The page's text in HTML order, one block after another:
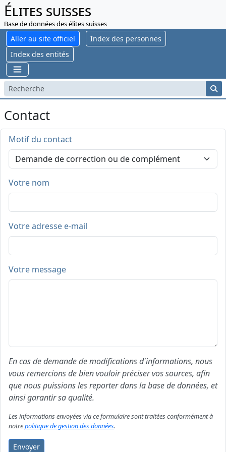
Élites suisses
Base de données des élites suisses
Aller au site officiel
Index des personnes
Index des entités
Contact
Motif du contact
Votre nom
Votre adresse e-mail
Votre message
En cas de demande de modifications d'informations, nous
vous remercions de bien vouloir préciser vos sources, afin
que nous puissions les reporter dans la base de données, et
ainsi garantir sa qualité.
Les informations envoyées via ce formulaire sont traitées conformément à
notrepolitique de gestion des données.
Envoyer